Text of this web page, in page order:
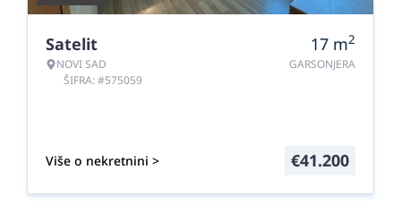
Satelit
NOVI SAD
ŠIFRA: #575059
17 m2
GARSONJERA
Više o nekretnini > €41.200